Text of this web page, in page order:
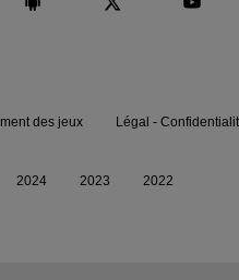
des jeux Légal -
2024 2023 2022